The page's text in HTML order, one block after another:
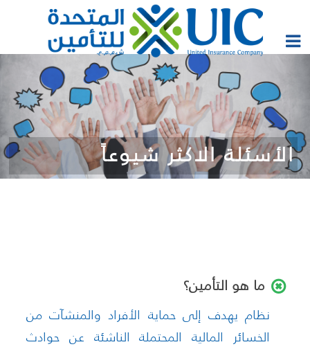
الأسئلة الاكثر شيوعاً
ما هو التأمين؟
نظام يهدف إلى حماية الأفراد والمنشآت من
الخسائر المالية المحتملة الناشئة عن حوادث